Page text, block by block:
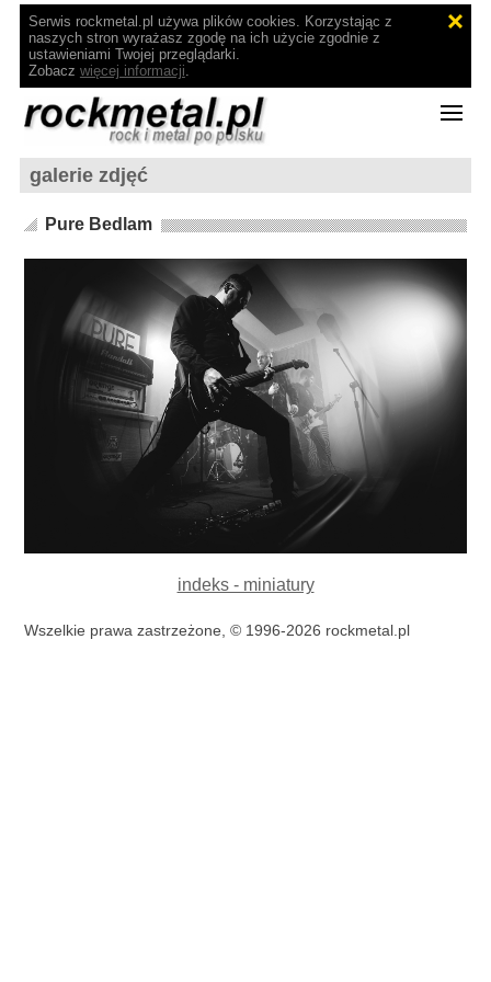
Serwis rockmetal.pl używa plików cookies. Korzystając z
naszych stron wyrażasz zgodę na ich użycie zgodnie z
ustawieniami Twojej przeglądarki.
Zobacz więcej informacji.
galerie zdjęć
Pure Bedlam
indeks - miniatury
Wszelkie prawa zastrzeżone, © 1996-2026 rockmetal.pl